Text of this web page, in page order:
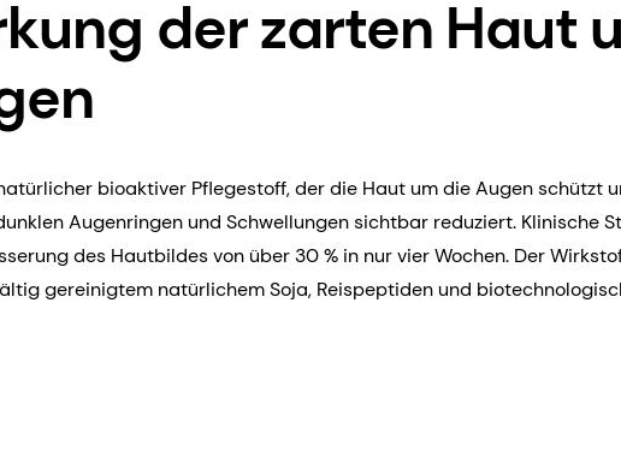
der zarten Haut
natürlicher bioaktiver Pflegestoff, der die Haut um die Augen schützt
Augenringen und Schwellungen sichtbar reduziert. Klinische
des Hautbildes von über 30 % in nur vier Wochen. Der
gereinigtem natürlichem Soja, Reispeptiden und